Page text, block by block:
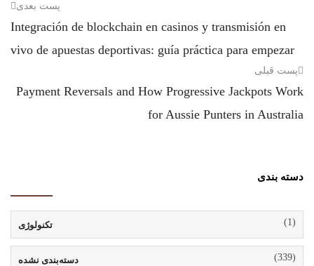
پست بعدی
Integración de blockchain en casinos y transmisión en
vivo de apuestas deportivas: guía práctica para empezar
پست قبلی
Payment Reversals and How Progressive Jackpots Work
for Aussie Punters in Australia
دسته بندی
تکنولوژی (1)
دسته‌بندی نشده (339)